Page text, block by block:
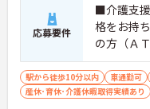
応募要件
■介護支
格をお持
の方（Ａ
基本操作
駅から徒歩10分以内 車通勤可
産休･育休･介護休暇取得実績あり